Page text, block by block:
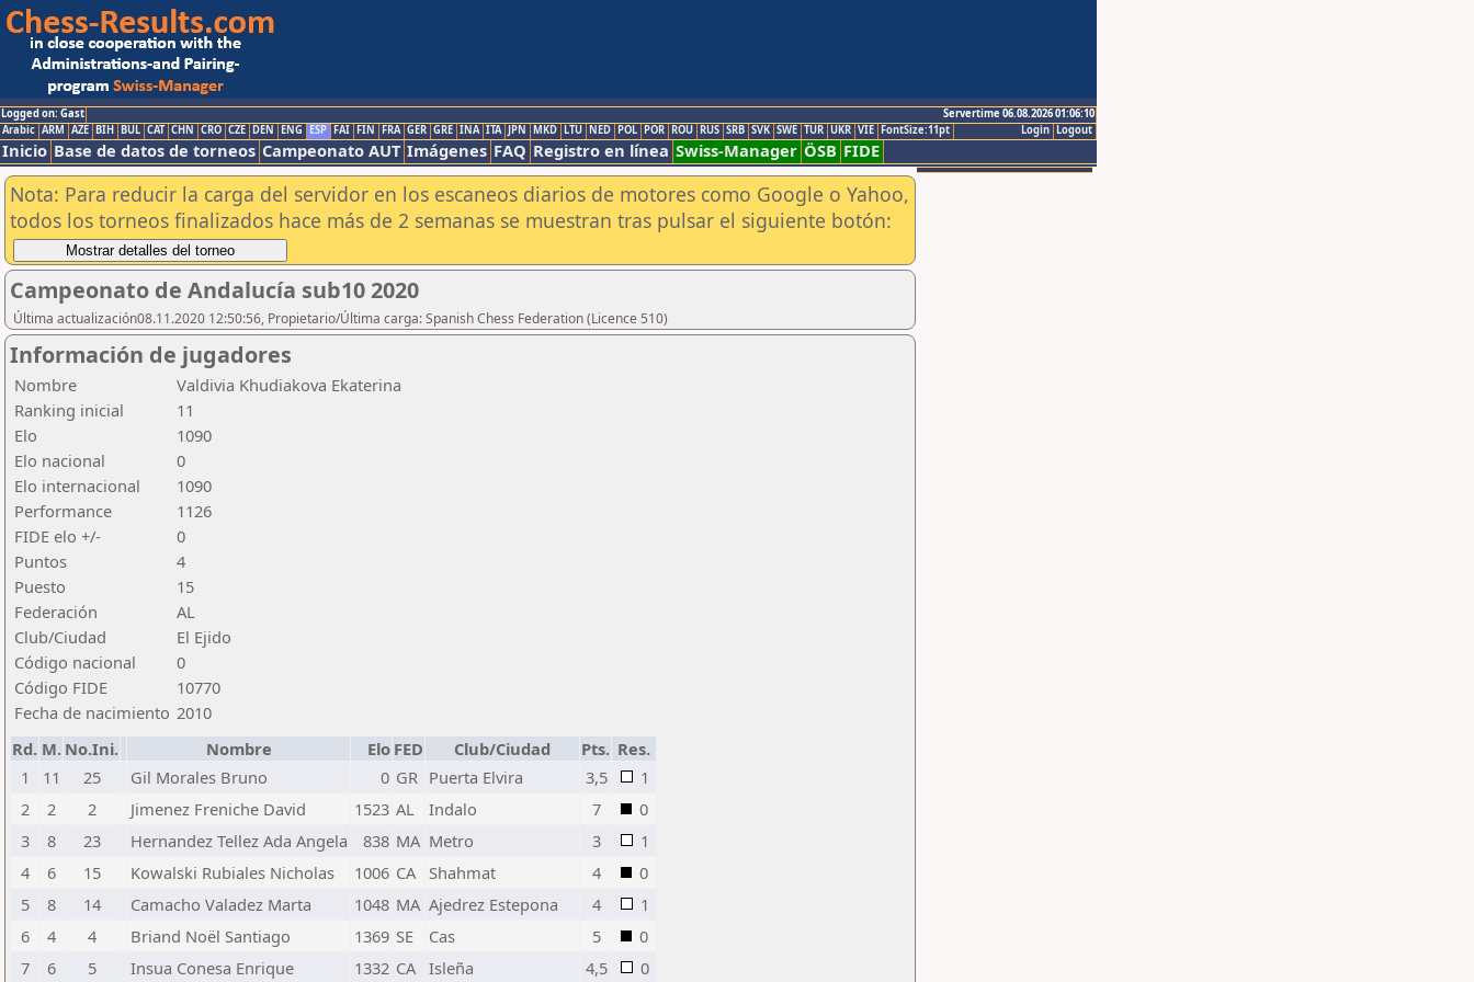
Logged on: Gast
Servertime 06.08.2026 01:06:10
Logout
Login
Arabic ARM AZE BIH BUL CAT CHN CRO CZE DEN ENG ESP FAI FIN FRA GER GRE INA ITA JPN MKD LTU NED POL POR ROU RUS SRB SVK SWE TUR UKR VIE FontSize:11pt
Inicio Base de datos de torneos Campeonato AUT Imágenes FAQ Registro en línea Swiss-Manager ÖSB FIDE
Nota: Para reducir la carga del servidor en los escaneos diarios de motores como Google o Yahoo,
todos los torneos finalizados hace más de 2 semanas se muestran tras pulsar el siguiente botón:
Campeonato de Andalucía sub10 2020
Última actualización08.11.2020 12:50:56, Propietario/Última carga: Spanish Chess Federation (Licence 510)
Información de jugadores
Nombre
Valdivia Khudiakova Ekaterina
Ranking inicial
11
Elo
1090
Elo nacional
0
Elo internacional
1090
Performance
1126
FIDE elo +/-
0
Puntos
4
Puesto
15
Federación
AL
Club/Ciudad
El Ejido
Código nacional
0
Código FIDE
10770
Fecha de nacimiento 2010
Rd. M. No.Ini. Nombre Elo FED Club/Ciudad Pts. Res.
1
11 25 Gil Morales Bruno 0 GR Puerta Elvira 3,5
1
2
2 2 Jimenez Freniche David 1523 AL Indalo 7
0
3
8 23 Hernandez Tellez Ada Angela 838 MA Metro 3
1
4
6 15 Kowalski Rubiales Nicholas 1006 CA Shahmat 4
0
5
8 14 Camacho Valadez Marta 1048 MA Ajedrez Estepona 4
1
6
4 4 Briand Noël Santiago 1369 SE Cas 5
0
7
6 5 Insua Conesa Enrique 1332 CA Isleña 4,5 0